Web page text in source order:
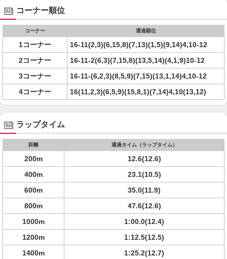
コーナー順位
コーナー 通過順位
1コーナー
16-11(2,3)(6,15,8)(7,13)(1,5)(9,14)4,10-12
2コーナー
16-11-2(6,3)(7,15,8)(13,5,14)(4,1,9)10-12
3コーナー
16-11-(6,2,3)(8,5,9)(7,15)(13,1,14)4,10-12
4コーナー
16(11,2,3)(6,5,9)(15,8,1)(7,14)4,10(13,12)
ラップタイム
距離 通過タイム（ラップタイム）
200m
12.6(12.6)
400m
23.1(10.5)
600m
35.0(11.9)
800m
47.6(12.6)
1000m
1:00.0(12.4)
1200m
1:12.5(12.5)
1400m
1:25.2(12.7)